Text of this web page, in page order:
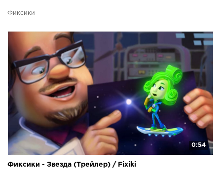
Фиксики
0:54
Фиксики - Звезда (Трейлер) / Fixiki